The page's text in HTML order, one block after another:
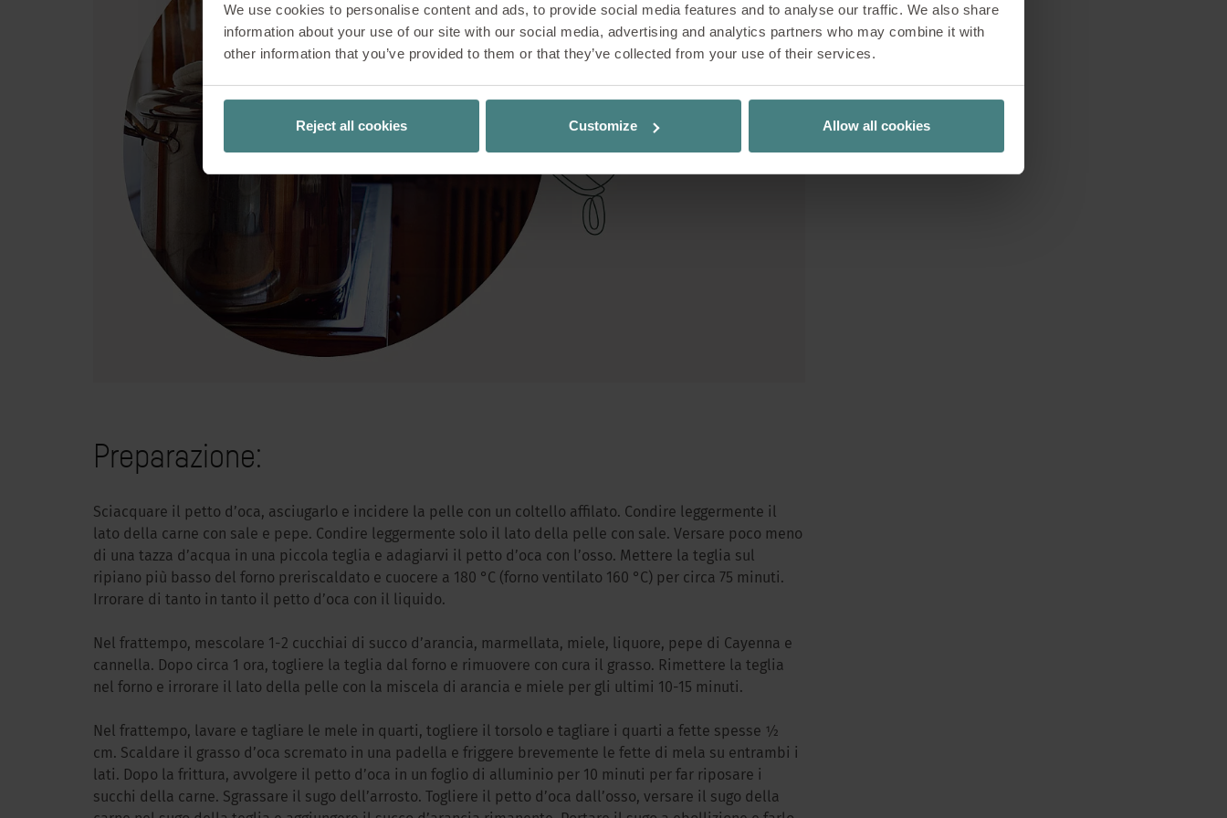
We use cookies to personalise content and ads, to provide social media features and to analyse our traffic. We also share
information about your use of our site with our social media, advertising and analytics partners who may combine it with
other information that you’ve provided to them or that they’ve collected from your use of their services.
Reject all cookies Customize Allow all cookies
integrale di Sedus. Da decenni è sinonimo di alimentazione consapevole, ingredienti di
alta qualità e trattamento rispettoso degli alimenti, valori già stabiliti da Emma Stoll. Il
cultura alimentare di Sedus e rimane ancora oggi parte integrante della cultura
aziendale. Il piatto qui sotto combina i sapori invernali: la salsa all’arancia conferisce
al tenero petto d’oca un tocco speciale e, insieme alle fette di mela, crea un’esperienza
gustativa armoniosa.
Preparazione:
Sciacquare il petto d’oca, asciugarlo e incidere la pelle con un coltello affilato. Condire leggermente il
lato della carne con sale e pepe. Condire leggermente solo il lato della pelle con sale. Versare poco meno
di una tazza d’acqua in una piccola teglia e adagiarvi il petto d’oca con l’osso. Mettere la teglia sul
ripiano più basso del forno preriscaldato e cuocere a 180 °C (forno ventilato 160 °C) per circa 75 minuti.
Irrorare di tanto in tanto il petto d’oca con il liquido.
Nel frattempo, mescolare 1-2 cucchiai di succo d’arancia, marmellata, miele, liquore, pepe di Cayenna e
cannella. Dopo circa 1 ora, togliere la teglia dal forno e rimuovere con cura il grasso. Rimettere la teglia
nel forno e irrorare il lato della pelle con la miscela di arancia e miele per gli ultimi 10-15 minuti.
Nel frattempo, lavare e tagliare le mele in quarti, togliere il torsolo e tagliare i quarti a fette spesse ½
cm. Scaldare il grasso d’oca scremato in una padella e friggere brevemente le fette di mela su entrambi i
lati. Dopo la frittura, avvolgere il petto d’oca in un foglio di alluminio per 10 minuti per far riposare i
succhi della carne. Sgrassare il sugo dell’arrosto. Togliere il petto d’oca dall’osso, versare il sugo della